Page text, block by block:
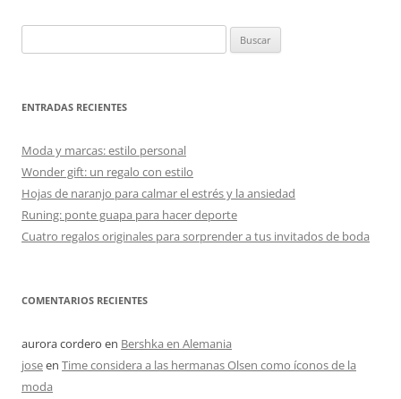
ENTRADAS RECIENTES
Moda y marcas: estilo personal
Wonder gift: un regalo con estilo
Hojas de naranjo para calmar el estrés y la ansiedad
Runing: ponte guapa para hacer deporte
Cuatro regalos originales para sorprender a tus invitados de boda
COMENTARIOS RECIENTES
aurora cordero en Bershka en Alemania
joseen Time considera a las hermanas Olsen como íconos de la
moda